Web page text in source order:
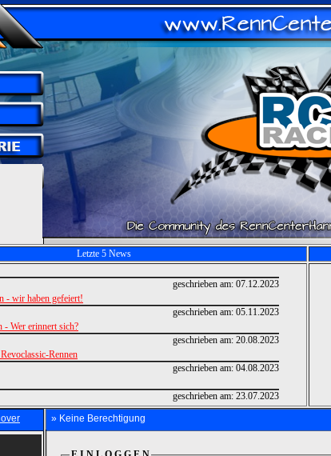
Letzte 5 News
geschrieben am: 07.12.2023
- wir haben gefeiert!
geschrieben am: 05.11.2023
Wer erinnert sich?
geschrieben am: 20.08.2023
Rennen
geschrieben am: 04.08.2023
geschrieben am: 23.07.2023
» Keine Berechtigung